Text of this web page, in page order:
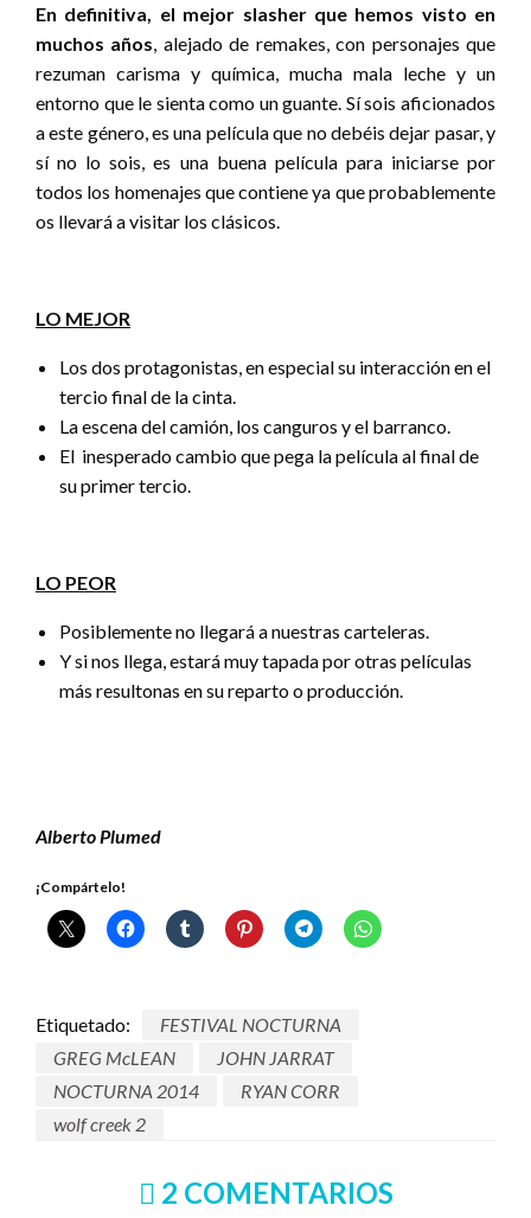
En definitiva, el mejor slasher que hemos visto en
muchos años, alejado de remakes, con personajes que
rezuman carisma y química, mucha mala leche y un
entorno que le sienta como un guante. Sí sois aficionados
a este género, es una película que no debéis dejar pasar, y
sí no lo sois, es una buena película para iniciarse por
todos los homenajes que contiene ya que probablemente
os llevará a visitar los clásicos.
LO MEJOR
Los dos protagonistas, en especial su interacción en el
tercio final de la cinta.
La escena del camión, los canguros y el barranco.
El inesperado cambio que pega la película al final de
su primer tercio.
LO PEOR
Posiblemente no llegará a nuestras carteleras.
Y si nos llega, estará muy tapada por otras películas
más resultonas en su reparto o producción.
Alberto Plumed
¡Compártelo!
Etiquetado:
FESTIVAL NOCTURNA
GREG McLEAN
JOHN JARRAT
NOCTURNA 2014
RYAN CORR
wolf creek 2
2 COMENTARIOS